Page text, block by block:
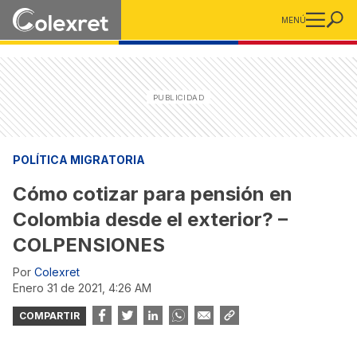
MENÚ
POLÍTICA MIGRATORIA
Cómo cotizar para pensión en
Colombia desde el exterior? –
COLPENSIONES
Por Colexret
enero 31 de 2021, 4:26 AM
COMPARTIR